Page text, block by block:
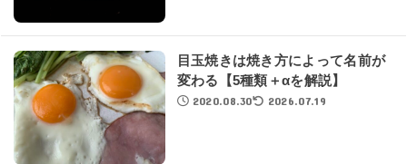
目玉焼きは焼き方によって名前が
変わる【5種類＋αを解説】
2020.08.30 2026.07.19